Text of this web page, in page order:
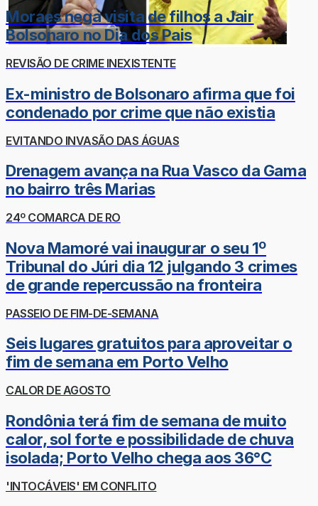
Moraes nega visita de filhos a Jair
Bolsonaro no Dia dos Pais
REVISÃO DE CRIME INEXISTENTE
Ex-ministro de Bolsonaro afirma que foi
condenado por crime que não existia
EVITANDO INVASÃO DAS ÁGUAS
Drenagem avança na Rua Vasco da Gama
no bairro três Marias
24º COMARCA DE RO
Nova Mamoré vai inaugurar o seu 1º
Tribunal do Júri dia 12 julgando 3 crimes
de grande repercussão na fronteira
PASSEIO DE FIM-DE-SEMANA
Seis lugares gratuitos para aproveitar o
fim de semana em Porto Velho
CALOR DE AGOSTO
Rondônia terá fim de semana de muito
calor, sol forte e possibilidade de chuva
isolada; Porto Velho chega aos 36°C
'INTOCÁVEIS' EM CONFLITO